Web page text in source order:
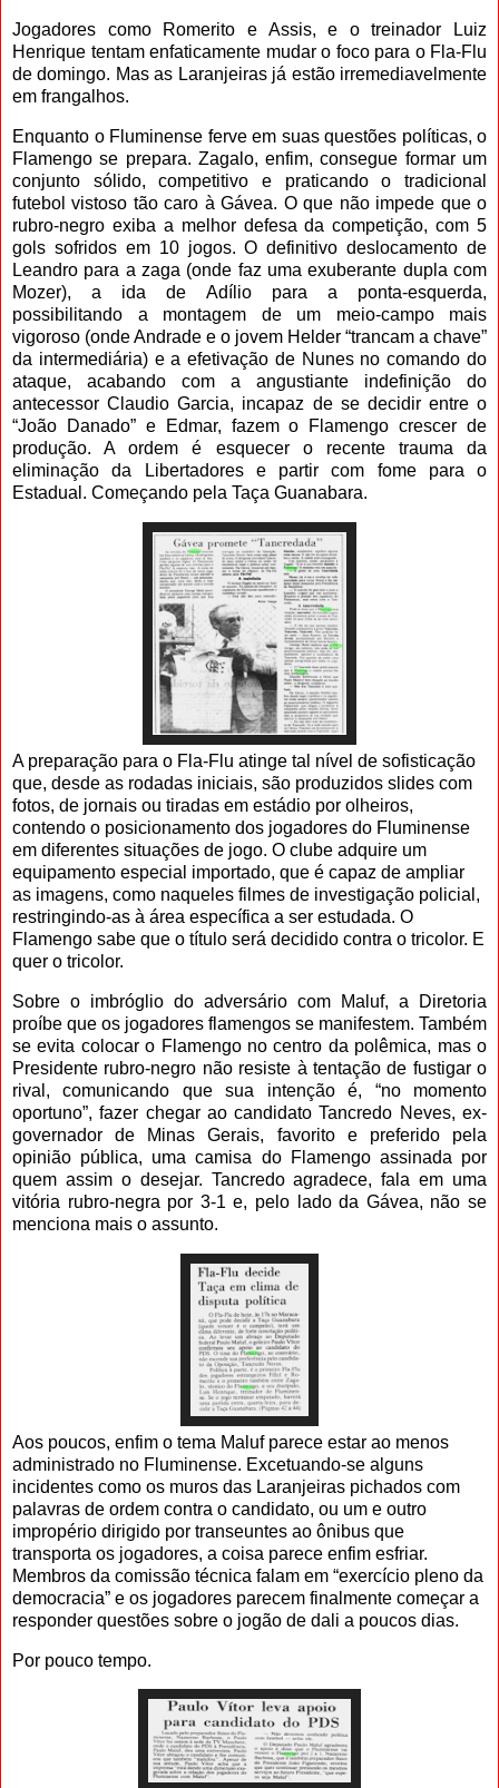
Jogadores como Romerito e Assis, e o treinador Luiz
Henrique tentam enfaticamente mudar o foco para o Fla-Flu
de domingo. Mas as Laranjeiras já estão irremediavelmente
em frangalhos.
Enquanto o Fluminense ferve em suas questões políticas, o
Flamengo se prepara. Zagalo, enfim, consegue formar um
conjunto sólido, competitivo e praticando o tradicional
futebol vistoso tão caro à Gávea. O que não impede que o
rubro-negro exiba a melhor defesa da competição, com 5
gols sofridos em 10 jogos. O definitivo deslocamento de
Leandro para a zaga (onde faz uma exuberante dupla com
Mozer), a ida de Adílio para a ponta-esquerda,
possibilitando a montagem de um meio-campo mais
vigoroso (onde Andrade e o jovem Helder “trancam a chave”
da intermediária) e a efetivação de Nunes no comando do
ataque, acabando com a angustiante indefinição do
antecessor Claudio Garcia, incapaz de se decidir entre o
“João Danado” e Edmar, fazem o Flamengo crescer de
produção. A ordem é esquecer o recente trauma da
eliminação da Libertadores e partir com fome para o
Estadual. Começando pela Taça Guanabara.
A preparação para o Fla-Flu atinge tal nível de sofisticação
que, desde as rodadas iniciais, são produzidos slides com
fotos, de jornais ou tiradas em estádio por olheiros,
contendo o posicionamento dos jogadores do Fluminense
em diferentes situações de jogo. O clube adquire um
equipamento especial importado, que é capaz de ampliar
as imagens, como naqueles filmes de investigação policial,
restringindo-as à área específica a ser estudada. O
Flamengo sabe que o título será decidido contra o tricolor. E
quer o tricolor.
Sobre o imbróglio do adversário com Maluf, a Diretoria
proíbe que os jogadores flamengos se manifestem. Também
se evita colocar o Flamengo no centro da polêmica, mas o
Presidente rubro-negro não resiste à tentação de fustigar o
rival, comunicando que sua intenção é, “no momento
oportuno”, fazer chegar ao candidato Tancredo Neves, ex-
governador de Minas Gerais, favorito e preferido pela
opinião pública, uma camisa do Flamengo assinada por
quem assim o desejar. Tancredo agradece, fala em uma
vitória rubro-negra por 3-1 e, pelo lado da Gávea, não se
menciona mais o assunto.
Aos poucos, enfim o tema Maluf parece estar ao menos
administrado no Fluminense. Excetuando-se alguns
incidentes como os muros das Laranjeiras pichados com
palavras de ordem contra o candidato, ou um e outro
impropério dirigido por transeuntes ao ônibus que
transporta os jogadores, a coisa parece enfim esfriar.
Membros da comissão técnica falam em “exercício pleno da
democracia” e os jogadores parecem finalmente começar a
responder questões sobre o jogão de dali a poucos dias.
Por pouco tempo.